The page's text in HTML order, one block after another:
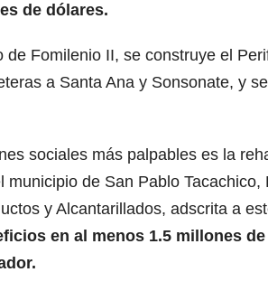
de dólares.
de Fomilenio II, se construye el
a Santa Ana y Sonsonate, y
sociales más palpables es la
de San Pablo
y Alcantarillados, adscrita a
en al menos 1.5 millones